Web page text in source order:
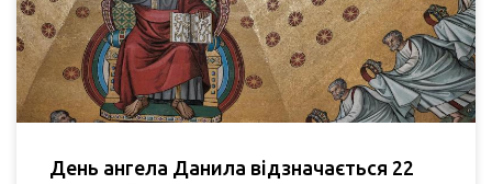
День ангела Данила відзначається 22